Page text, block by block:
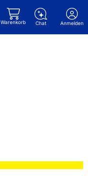
Warenkorb Chat Anmelden